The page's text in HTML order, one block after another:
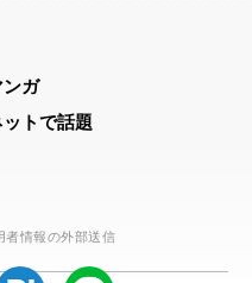
ンガ
ットで話題
者情報の外部送信